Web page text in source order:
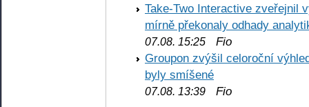
Take-Two Interactive zveřejnil
mírně překonaly odhady
07.08. 15:25 Fio
Groupon zvýšil celoroční
byly smíšené
07.08. 13:39 Fio